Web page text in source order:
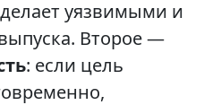
уязвимыми и
Второе —
: если цель